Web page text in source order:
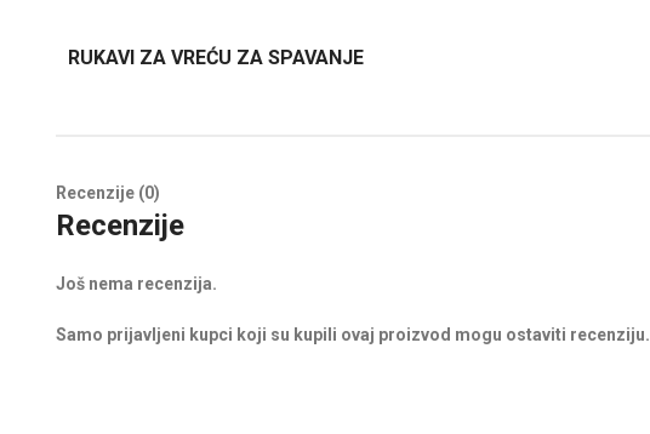
RUKAVI ZA VREĆU ZA SPAVANJE
Recenzije (0)
Recenzije
Još nema recenzija.
Samo prijavljeni kupci koji su kupili ovaj proizvod mogu ostaviti recenziju.